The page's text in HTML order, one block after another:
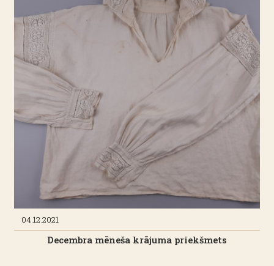
04.12.2021
Decembra mēneša krājuma priekšmets